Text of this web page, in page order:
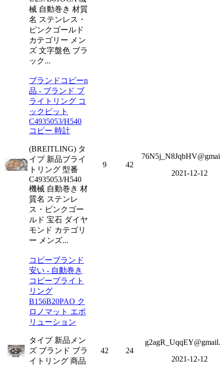
械 自動巻き 材質
名 ステンレス・
ピンクゴールド
カテゴリー メン
ズ 文字盤色 ブラ
ック...
ブランドコピーn
品 - ブランド ブ
ライトリング コ
ックピット
C4935053/H540
コピー 時計
(BREITLING) タ
イプ 新品ブライ
トリング 型番
C4935053/H540
機械 自動巻き 材
質名 ステンレ
ス・ピンクゴー
ルド 宝石 ダイヤ
モンド カテゴリ
ー メンズ...
9 42
2021-12-12
コピーブランド
安い - 自動巻き
コピーブライト
リング
B156B20PAO ク
ロノマット エボ
リューション
タイプ 新品メン
ズ ブランド ブラ
イトリング 商品
42 24
2021-12-12